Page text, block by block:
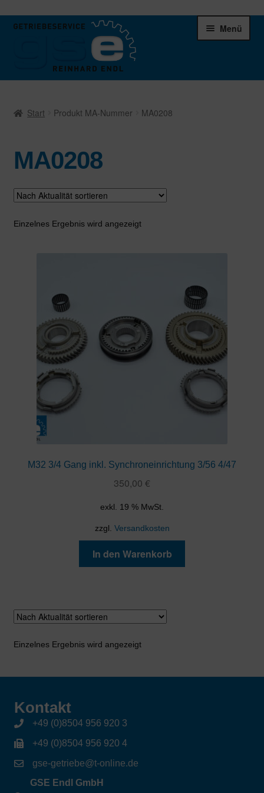
Zur
Zum
Menü
Schaltgetriebe
Verteilergetriebe
Warenkorb
Start Produkt MA-Nummer MA0208
MA0208
Einzelnes Ergebnis wird angezeigt
M32 3/4 Gang inkl. Synchroneinrichtung 3/56 4/47
350,00 €
exkl. 19 % MwSt.
zzgl. Versandkosten
In den Warenkorb
Einzelnes Ergebnis wird angezeigt
Kontakt
+49 (0)8504 956 920 3
+49 (0)8504 956 920 4
gse-getriebe@t-online.de
GSE Endl GmbH